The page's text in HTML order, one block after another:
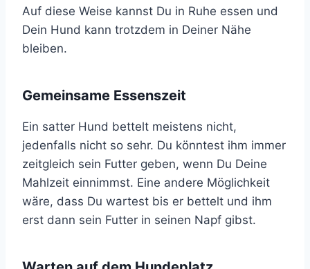
Auf diese Weise kannst Du in Ruhe essen und
Dein Hund kann trotzdem in Deiner Nähe
bleiben.
Gemeinsame Essenszeit
Ein satter Hund bettelt meistens nicht,
jedenfalls nicht so sehr. Du könntest ihm immer
zeitgleich sein Futter geben, wenn Du Deine
Mahlzeit einnimmst. Eine andere Möglichkeit
wäre, dass Du wartest bis er bettelt und ihm
erst dann sein Futter in seinen Napf gibst.